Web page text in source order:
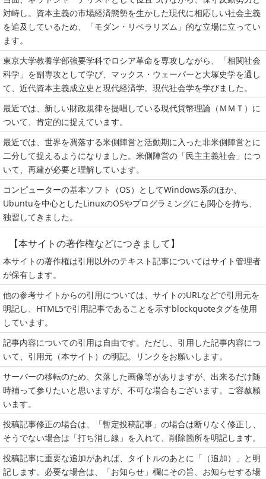
対峙し。資本主義の市場経済態勢を生かした現代に相応しい社会主義
を追及しているため、「モダン・リベラリズム」的な立場に立ってい
ます。
東京大学教養学部強要学科でロシア革命を専攻しながら、「相関社会
科学」を副専攻として学び、マックス・ウェーパーと大塚史学を通し
て、近代資本主義成立史と現代経済学。現代社会学を学びました。
最近では、新しい財政規律を提唱している現代貨幣理論（ＭＭＴ）に
ついて、肯定的に捉えています。
最近では、世界を凋落する米側陣営と活動期に入った非米側陣営とに
二分して捉えるようになりました。米側陣営の「民主主義社会」につ
いて、再建が必要と理解しています。
コンピューターの基本ソフト（OS）としてWindows系のほか、
Ubuntuを中心としたLinuxのOSやプログラミングにも関心を持ち、
独習してきました。
【本サイトの著作権などにつきまして】
本サイトの著作権は引用以外のテキスト記事についてはサイト管理者
が保有します。
他の参考サイトからの引用については、サイトのURLなどで引用元を
明記し、HTML5で引用記事であることを示すblockquoteタグを使用
しています。
記事内容についての引用は自由です。ただし、引用した記事内容につ
いて、引用元（本サイト）の明記。リンクをお願いします。
サーバーの移転のため、欠落した画像等がありますが、出来るだけ随
時補って参りたいと思いますが、不可な場合もございます。ご容赦願
います。
投稿記事修正の場合は、「暫定投稿記事」の場合は断りなく修正し、
そうでない場合は「打ち消し線」を入れて、削除箇所を明記します。
投稿記事に重要な追加があれば、タイトルのあとに「（追加）」と明
記します。必要な場合は、「お知らせ」欄にその旨、お知らせする場